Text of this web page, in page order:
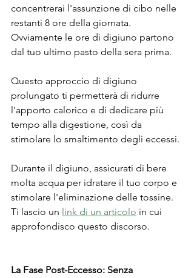
concentrerai l'assunzione di cibo nelle
restanti 8 ore della giornata.
Ovviamente le ore di digiuno partono
dal tuo ultimo pasto della sera prima.
Questo approccio di digiuno
prolungato ti permetterà di ridurre
l'apporto calorico e di dedicare più
tempo alla digestione, così da
stimolare lo smaltimento degli eccessi.
Durante il digiuno, assicurati di bere
molta acqua per idratare il tuo corpo e
stimolare l'eliminazione delle tossine.
Ti lascio un link di un articolo in cui
approfondisco questo discorso.
La Fase Post-Eccesso: Senza